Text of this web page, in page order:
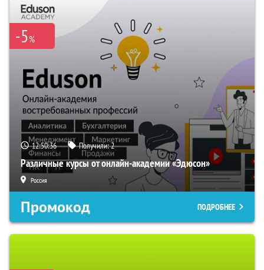
-5%
12:50:35 Получили:2
Различные курсы от онлайн-академии «Эдюсон»
Россия
Промокод ПОДРОБНЕЕ